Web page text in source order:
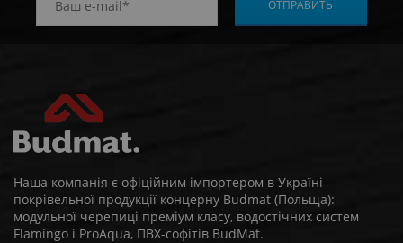
Наша компанія є офіційним імпортером в Україні
покрівельної продукції концерну Budmat (Польща):
модульної черепиці преміум класу, водостічних систем
Flamingo і ProAqua, ПВХ-софітів BudMat.